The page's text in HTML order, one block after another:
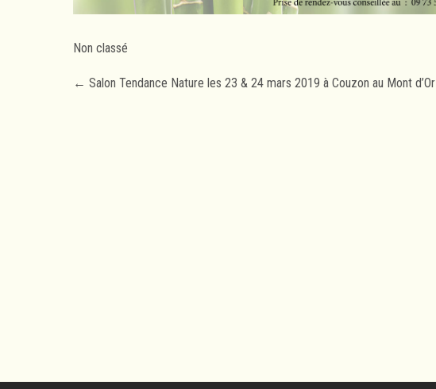
Non classé
Post
← Salon Tendance Nature les 23 & 24 mars 2019 à Couzon au Mont d’Or